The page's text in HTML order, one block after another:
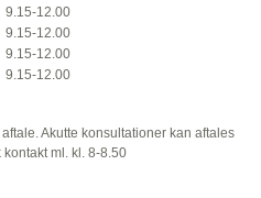
9.15-12.00
9.15-12.00
9.15-12.00
9.15-12.00
Akutte konsultationer kan aftales
ml. kl. 8-8.50